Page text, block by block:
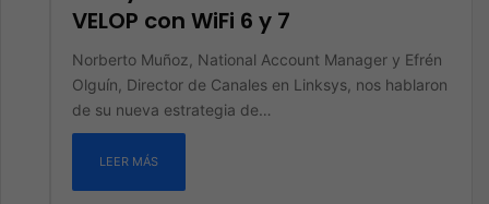
VELOP con WiFi 6 y 7
Norberto Muñoz, National Account Manager y Efrén
Olguín, Director de Canales en Linksys, nos hablaron
de su nueva estrategia de…
LEER MÁS